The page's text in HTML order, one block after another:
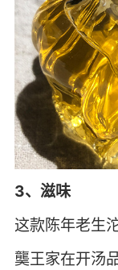
3、滋味
这款陈年老生
龑王家在开汤